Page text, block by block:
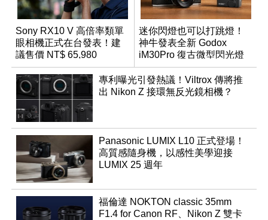
Sony RX10 V 高倍率類單
眼相機正式在台發表！建
議售價 NT$ 65,980
迷你閃燈也可以打跳燈！
神牛發表全新 Godox
iM30Pro 復古微型閃光燈
專利曝光引發熱議！Viltrox 傳將推
出 Nikon Z 接環無反光鏡相機？
Panasonic LUMIX L10 正式登場！
高質感隨身機，以感性美學迎接
LUMIX 25 週年
福倫達 NOKTON classic 35mm
F1.4 for Canon RF、Nikon Z 雙卡